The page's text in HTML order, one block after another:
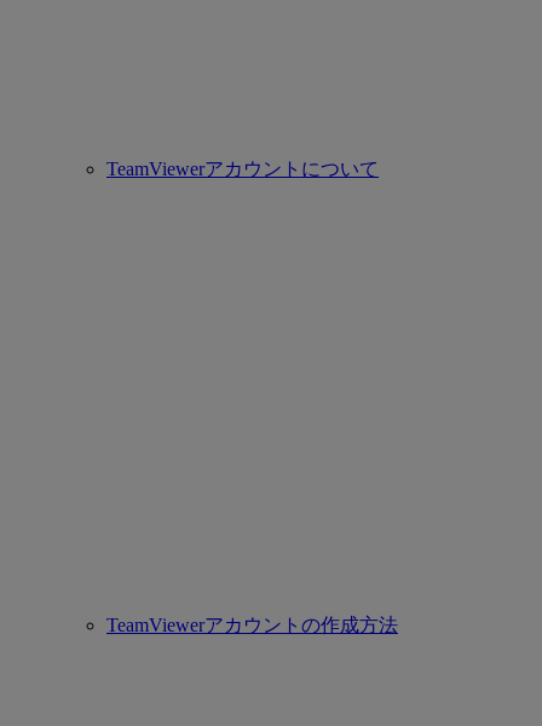
TeamViewerアカウントについて
TeamViewerアカウントの作成方法